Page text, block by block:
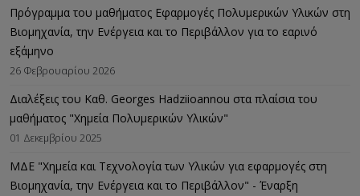
Πρόγραμμα του μαθήματος Εφαρμογές Πολυμερικών Υλικών στη
Βιομηχανία, την Ενέργεια και το Περιβάλλον για το εαρινό
εξάμηνο
26 Φεβρουαρίου 2026
Διαλέξεις του Καθ. Georges Hadziioannou στα πλαίσια του
μαθήματος "Χημεία Πολυμερικών Υλικών"
01 Δεκεμβρίου 2025
ΜΔΕ "Χημεία και Τεχνολογία των Υλικών για εφαρμογές στη
Βιομηχανία, την Ενέργεια και το Περιβάλλον" - Έναρξη